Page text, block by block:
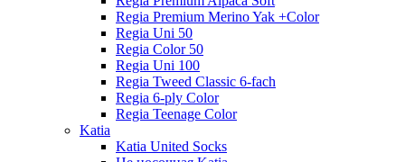
Regia Premium Merino Yak +Color
Regia Uni 50
Regia Color 50
Regia Uni 100
Regia Tweed Classic 6-fach
Regia 6-ply Color
Regia Teenage Color
Katia
Katia United Socks